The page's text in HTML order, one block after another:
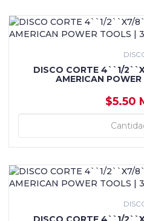
DISCO CORTE 4``1/
AMERICAN
$5.50
+